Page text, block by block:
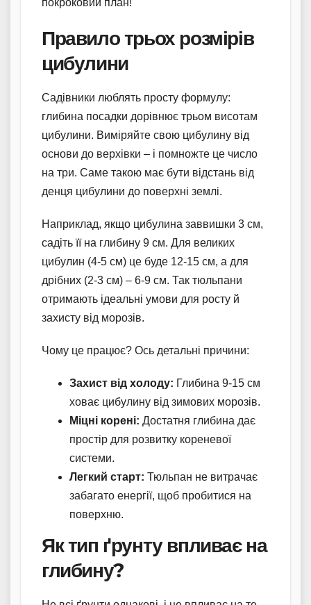
покроковий план!
Правило трьох розмірів
цибулини
Садівники люблять просту формулу:
глибина посадки дорівнює трьом висотам
цибулини. Виміряйте свою цибулину від
основи до верхівки – і помножте це число
на три. Саме такою має бути відстань від
денця цибулини до поверхні землі.
Наприклад, якщо цибулина заввишки 3 см,
садіть її на глибину 9 см. Для великих
цибулин (4-5 см) це буде 12-15 см, а для
дрібних (2-3 см) – 6-9 см. Так тюльпани
отримають ідеальні умови для росту й
захисту від морозів.
Чому це працює? Ось детальні причини:
Захист від холоду: Глибина 9-15 см
ховає цибулину від зимових морозів.
Міцні корені: Достатня глибина дає
простір для розвитку кореневої
системи.
Легкий старт: Тюльпан не витрачає
забагато енергії, щоб пробитися на
поверхню.
Як тип ґрунту впливає на
глибину?